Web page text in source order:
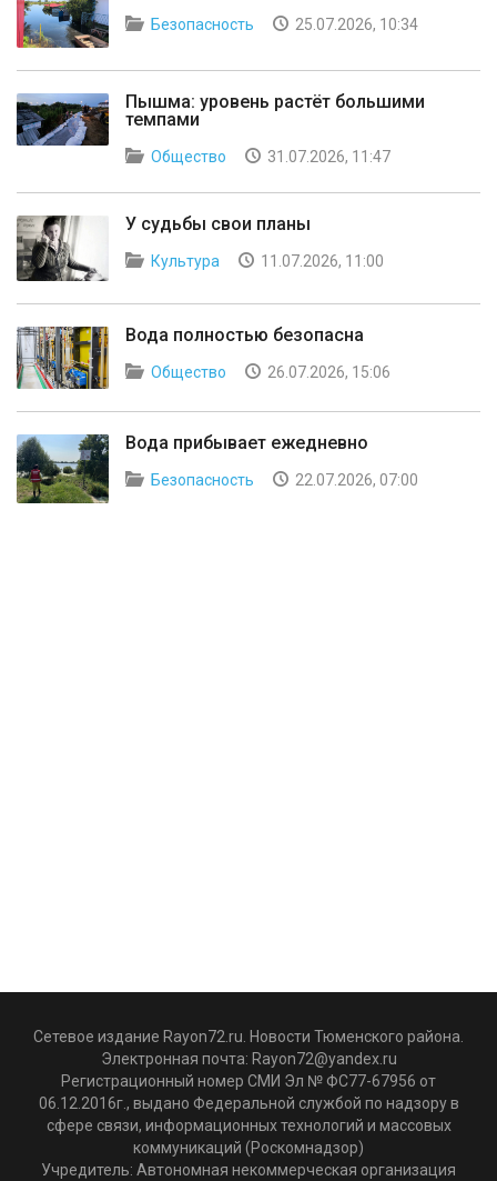
Безопасность 25.07.2026, 10:34
Пышма: уровень растёт большими
темпами
Общество 31.07.2026, 11:47
У судьбы свои планы
Культура 11.07.2026, 11:00
Вода полностью безопасна
Общество 26.07.2026, 15:06
Вода прибывает ежедневно
Безопасность 22.07.2026, 07:00
Сетевое издание Rayon72.ru. Новости Тюменского района.
Электронная почта: Rayon72@yandex.ru
Регистрационный номер СМИ Эл № ФС77-67956 от
06.12.2016г., выдано Федеральной службой по надзору в
сфере связи, информационных технологий и массовых
коммуникаций (Роскомнадзор)
Учредитель: Автономная некоммерческая организация